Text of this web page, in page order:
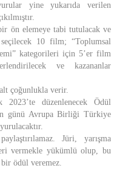
yine yukarıda verilen
ön elemeye tabi tutulacak ve
10 film; “Toplumsal
kategorileri için 5’er film
ve kazananlar
çoğunlukla verir.
2023’te düzenlenecek Ödül
günü Avrupa Birliği Türkiye
Jüri, yarışma
vermekle yükümlü olup, bu
ödül veremez.